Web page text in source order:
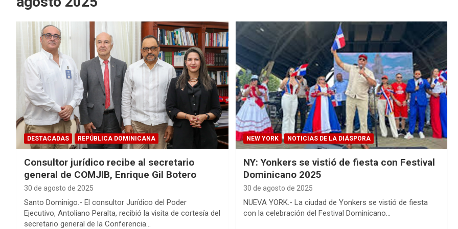
DESTACADAS REPÚBLICA DOMINICANA
Consultor jurídico recibe al secretario
general de COMJIB, Enrique Gil Botero
30 de agosto de 2025
Santo Dominigo.- El consultor Jurídico del Poder
Ejecutivo, Antoliano Peralta, recibió la visita de cortesía del
secretario general de la Conferencia…
NEW YORK NOTICIAS DE LA DIÁSPORA
NY: Yonkers se vistió de fiesta con Festival
Dominicano 2025
30 de agosto de 2025
NUEVA YORK.- La ciudad de Yonkers se vistió de fiesta
con la celebración del Festival Dominicano…